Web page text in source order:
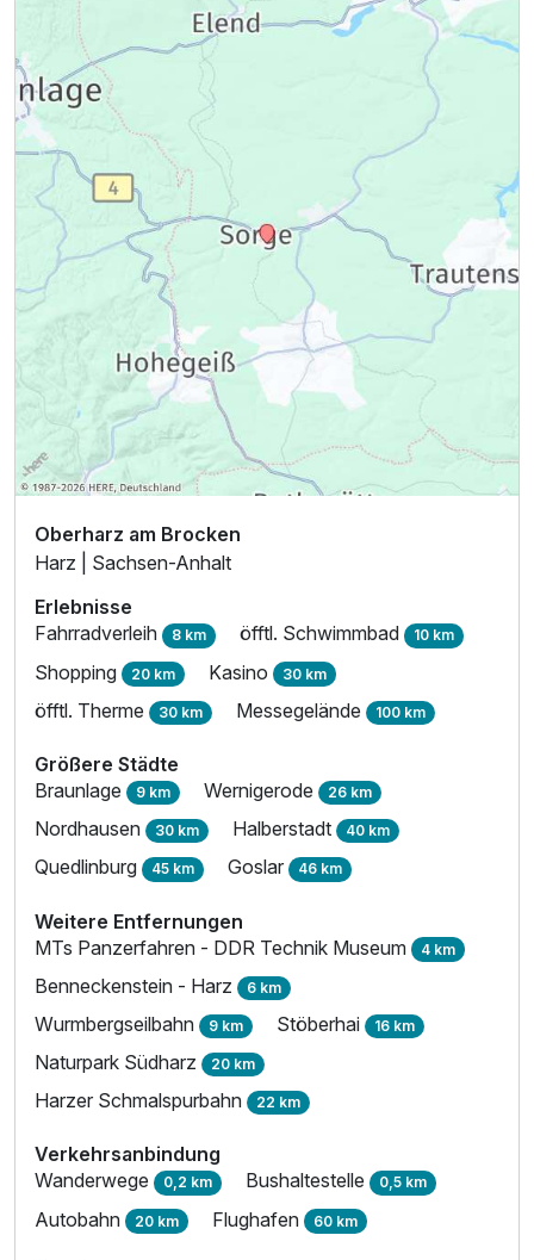
Oberharz am Brocken
Harz | Sachsen-Anhalt
Erlebnisse
Fahrradverleih 8 km öfftl. Schwimmbad 10 km
Shopping 20 km Kasino 30 km
öfftl. Therme 30 km Messegelände 100 km
Größere Städte
Braunlage 9 km Wernigerode 26 km
Nordhausen 30 km Halberstadt 40 km
Quedlinburg 45 km Goslar 46 km
Weitere Entfernungen
MTs Panzerfahren - DDR Technik Museum 4 km
Benneckenstein - Harz 6 km
Wurmbergseilbahn 9 km Stöberhai 16 km
Naturpark Südharz 20 km
Harzer Schmalspurbahn 22 km
Verkehrsanbindung
Wanderwege 0,2 km Bushaltestelle 0,5 km
Autobahn 20 km Flughafen 60 km